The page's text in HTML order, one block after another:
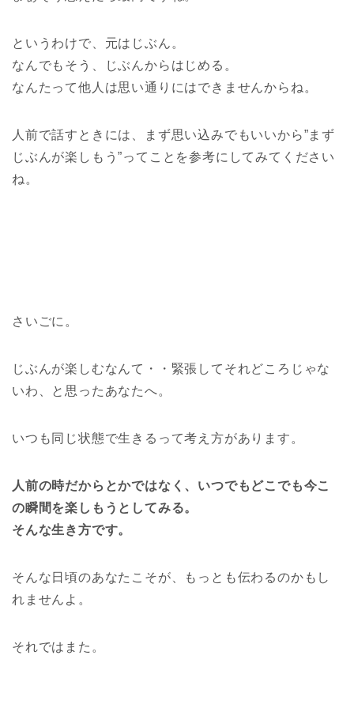
というわけで、元はじぶん。
なんでもそう、じぶんからはじめる。
なんたって他人は思い通りにはできませんからね。
人前で話すときには、まず思い込みでもいいから”まず
じぶんが楽しもう”ってことを参考にしてみてください
ね。
さいごに。
じぶんが楽しむなんて・・緊張してそれどころじゃな
いわ、と思ったあなたへ。
いつも同じ状態で生きるって考え方があります。
人前の時だからとかではなく、いつでもどこでも今こ
の瞬間を楽しもうとしてみる。
そんな生き方です。
そんな日頃のあなたこそが、もっとも伝わるのかもし
れませんよ。
それではまた。